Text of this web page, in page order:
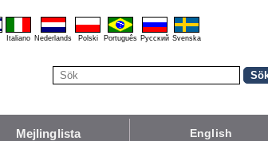
Italiano Nederlands Polski Português Pyccĸий Svenska
Mejlinglista English